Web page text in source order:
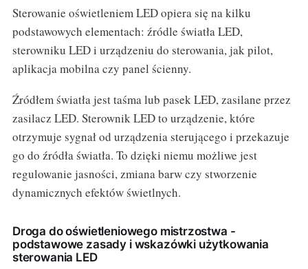
Sterowanie oświetleniem LED opiera się na kilku
podstawowych elementach: źródle światła LED,
sterowniku LED i urządzeniu do sterowania, jak pilot,
aplikacja mobilna czy panel ścienny.
Źródłem światła jest taśma lub pasek LED, zasilane przez
zasilacz LED. Sterownik LED to urządzenie, które
otrzymuje sygnał od urządzenia sterującego i przekazuje
go do źródła światła. To dzięki niemu możliwe jest
regulowanie jasności, zmiana barw czy stworzenie
dynamicznych efektów świetlnych.
Droga do oświetleniowego mistrzostwa -
podstawowe zasady i wskazówki użytkowania
sterowania LED